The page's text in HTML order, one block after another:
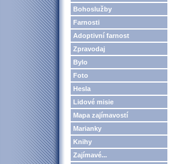
Bohoslužby
Farnosti
Adoptivní farnost
Zpravodaj
Bylo
Foto
Hesla
Lidové misie
Mapa zajímavostí
Marianky
Knihy
Zajímavé...